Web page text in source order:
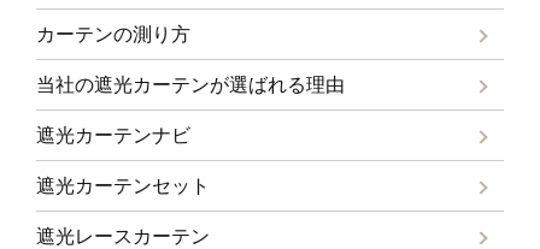
カーテンの測り方
当社の遮光カーテンが選ばれる理由
遮光カーテンナビ
遮光カーテンセット
遮光レースカーテン